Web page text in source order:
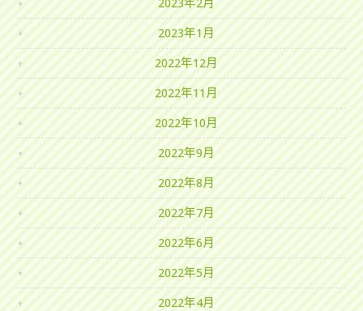
2023年2月
2023年1月
2022年12月
2022年11月
2022年10月
2022年9月
2022年8月
2022年7月
2022年6月
2022年5月
2022年4月